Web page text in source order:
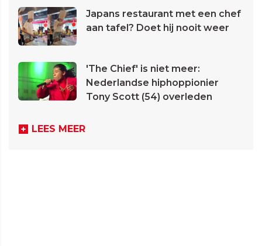
Japans restaurant met een chef
aan tafel? Doet hij nooit weer
'The Chief' is niet meer:
Nederlandse hiphoppionier
Tony Scott (54) overleden
LEES MEER